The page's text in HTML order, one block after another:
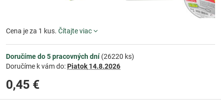
Cena je za 1 kus. Čítajte viac
Doručíme do 5 pracovných dní(26220 ks)
Doručíme k vám do: Piatok 14.8.2026
0,45 €